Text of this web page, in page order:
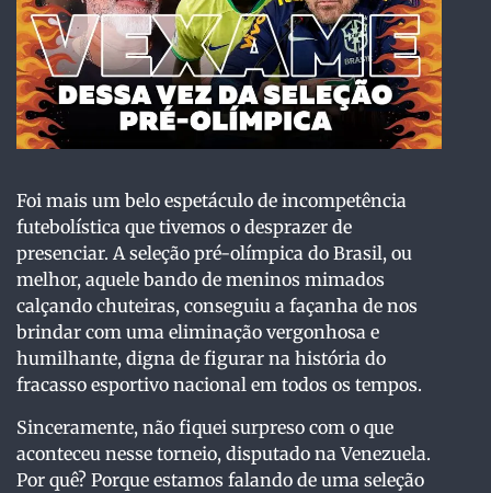
Foi mais um belo espetáculo de incompetência
futebolística que tivemos o desprazer de
presenciar. A seleção pré-olímpica do Brasil, ou
melhor, aquele bando de meninos mimados
calçando chuteiras, conseguiu a façanha de nos
brindar com uma eliminação vergonhosa e
humilhante, digna de figurar na história do
fracasso esportivo nacional em todos os tempos.
Sinceramente, não fiquei surpreso com o que
aconteceu nesse torneio, disputado na Venezuela.
Por quê? Porque estamos falando de uma seleção